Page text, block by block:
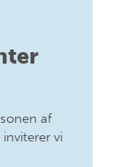
af
vi